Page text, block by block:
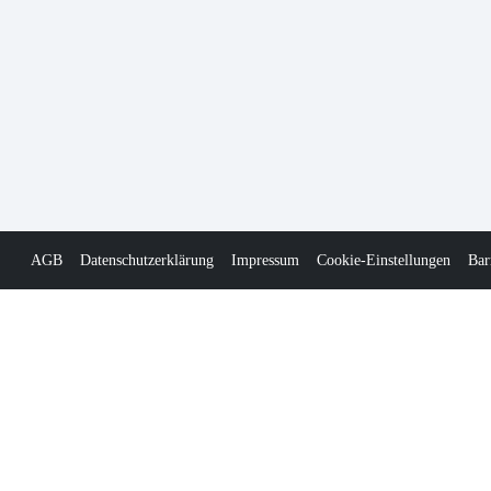
AGB Datenschutzerklärung Impressum Cookie-Einstellungen